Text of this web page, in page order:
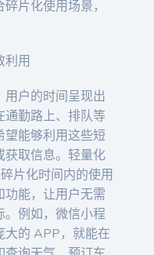
片化使用场景，
利用
户的时间呈现出
通勤路上、排队等
望能够利用这些短
获取信息。轻量化
片化时间内的使用
功能，让用户无需
。例如，微信小程
大的 APP，就能在